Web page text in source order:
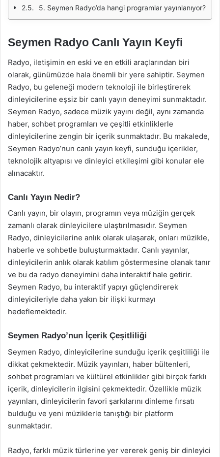
5. Seymen Radyo’da hangi programlar yayınlanıyor?
Seymen Radyo Canlı Yayın Keyfi
Radyo, iletişimin en eski ve en etkili araçlarından biri
olarak, günümüzde hala önemli bir yere sahiptir. Seymen
Radyo, bu geleneği modern teknoloji ile birleştirerek
dinleyicilerine eşsiz bir canlı yayın deneyimi sunmaktadır.
Seymen Radyo, sadece müzik yayını değil, aynı zamanda
haber, sohbet programları ve çeşitli etkinliklerle
dinleyicilerine zengin bir içerik sunmaktadır. Bu makalede,
Seymen Radyo’nun canlı yayın keyfi, sunduğu içerikler,
teknolojik altyapısı ve dinleyici etkileşimi gibi konular ele
alınacaktır.
Canlı Yayın Nedir?
Canlı yayın, bir olayın, programın veya müziğin gerçek
zamanlı olarak dinleyicilere ulaştırılmasıdır. Seymen
Radyo, dinleyicilerine anlık olarak ulaşarak, onları müzikle,
haberle ve sohbetle buluşturmaktadır. Canlı yayınlar,
dinleyicilerin anlık olarak katılım göstermesine olanak tanır
ve bu da radyo deneyimini daha interaktif hale getirir.
Seymen Radyo, bu interaktif yapıyı güçlendirerek
dinleyicileriyle daha yakın bir ilişki kurmayı
hedeflemektedir.
Seymen Radyo’nun İçerik Çeşitliliği
Seymen Radyo, dinleyicilerine sunduğu içerik çeşitliliği ile
dikkat çekmektedir. Müzik yayınları, haber bültenleri,
sohbet programları ve kültürel etkinlikler gibi birçok farklı
içerik, dinleyicilerin ilgisini çekmektedir. Özellikle müzik
yayınları, dinleyicilerin favori şarkılarını dinleme fırsatı
bulduğu ve yeni müziklerle tanıştığı bir platform
sunmaktadır.
Radyo, farklı müzik türlerine yer vererek geniş bir dinleyici